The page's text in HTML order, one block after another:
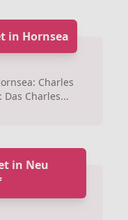
in Hornsea
Charles
Charles...
in Neu